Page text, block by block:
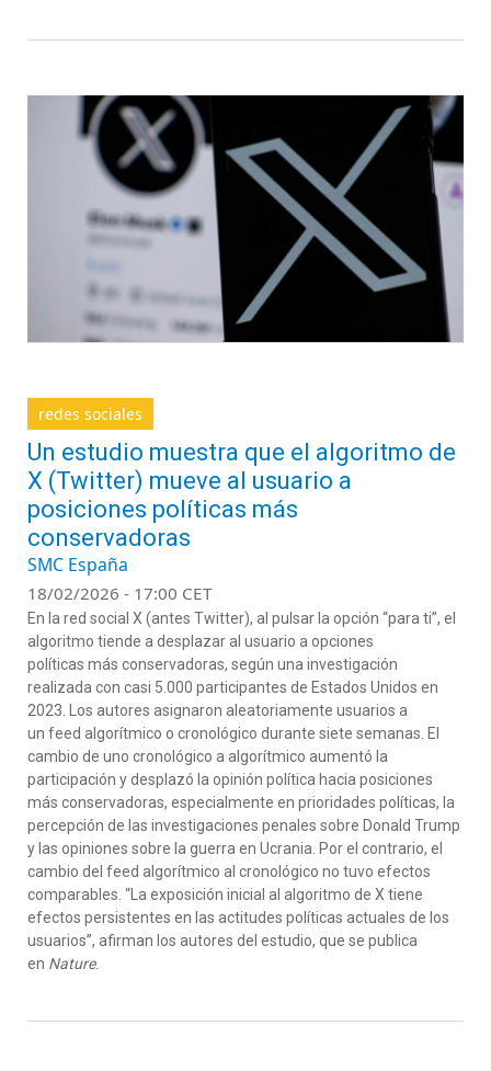
redes sociales
Un estudio muestra que el algoritmo de
X (Twitter) mueve al usuario a
posiciones políticas más
conservadoras
SMC España
18/02/2026 - 17:00 CET
En la red social X (antes Twitter), al pulsar la opción “para ti”, el
algoritmo tiende a desplazar al usuario a opciones
políticas más conservadoras, según una investigación
realizada con casi 5.000 participantes de Estados Unidos en
2023. Los autores asignaron aleatoriamente usuarios a
un feed algorítmico o cronológico durante siete semanas. El
cambio de uno cronológico a algorítmico aumentó la
participación y desplazó la opinión política hacia posiciones
más conservadoras, especialmente en prioridades políticas, la
percepción de las investigaciones penales sobre Donald Trump
y las opiniones sobre la guerra en Ucrania. Por el contrario, el
cambio del feed algorítmico al cronológico no tuvo efectos
comparables. “La exposición inicial al algoritmo de X tiene
efectos persistentes en las actitudes políticas actuales de los
usuarios”, afirman los autores del estudio, que se publica
en Nature.